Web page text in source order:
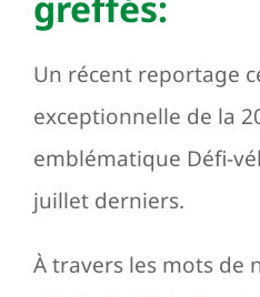
Un récent reportage
exceptionnelle de la
emblématique Défi-
juillet derniers.
À travers les mots de